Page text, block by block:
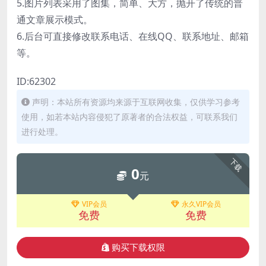
5.图片列表采用了图集，简单、大方，抛开了传统的普
通文章展示模式。
6.后台可直接修改联系电话、在线QQ、联系地址、邮箱
等。
ID:62302
声明：本站所有资源均来源于互联网收集，仅供学习参考
使用，如若本站内容侵犯了原著者的合法权益，可联系我们
进行处理。
下载
0元
VIP会员
免费
永久VIP会员
免费
购买下载权限